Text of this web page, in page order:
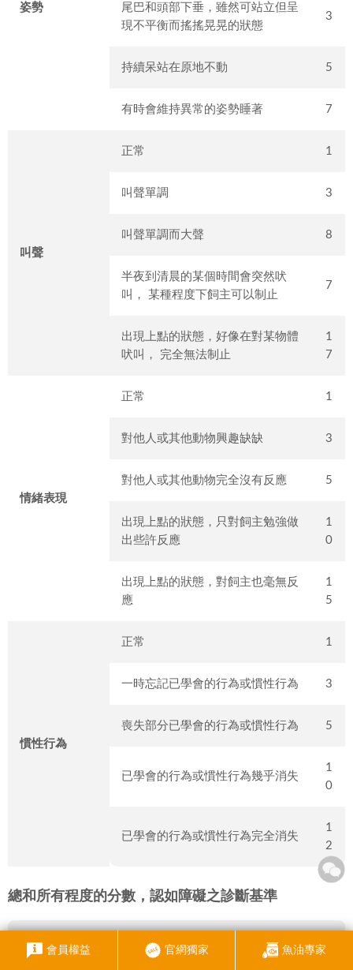
姿勢
尾巴和頭部下垂，雖然可站立但呈
現不平衡而搖搖晃晃的狀態
3
持續呆站在原地不動 5
有時會維持異常的姿勢睡著 7
叫聲
正常 1
叫聲單調 3
叫聲單調而大聲 8
半夜到清晨的某個時間會突然吠
叫， 某種程度下飼主可以制止
7
出現上點的狀態，好像在對某物體
吠叫， 完全無法制止
1
7
情緒表現
正常 1
對他人或其他動物興趣缺缺 3
對他人或其他動物完全沒有反應 5
出現上點的狀態，只對飼主勉強做
出些許反應
1
0
出現上點的狀態，對飼主也毫無反
應
1
5
慣性行為
正常 1
一時忘記已學會的行為或慣性行為 3
喪失部分已學會的行為或慣性行為 5
已學會的行為或慣性行為幾乎消失
1
0
已學會的行為或慣性行為完全消失
1
2
總和所有程度的分數，認如障礙之診斷基準
30 分以下：正常高齡犬。
會員權益 官網獨家 魚油專家